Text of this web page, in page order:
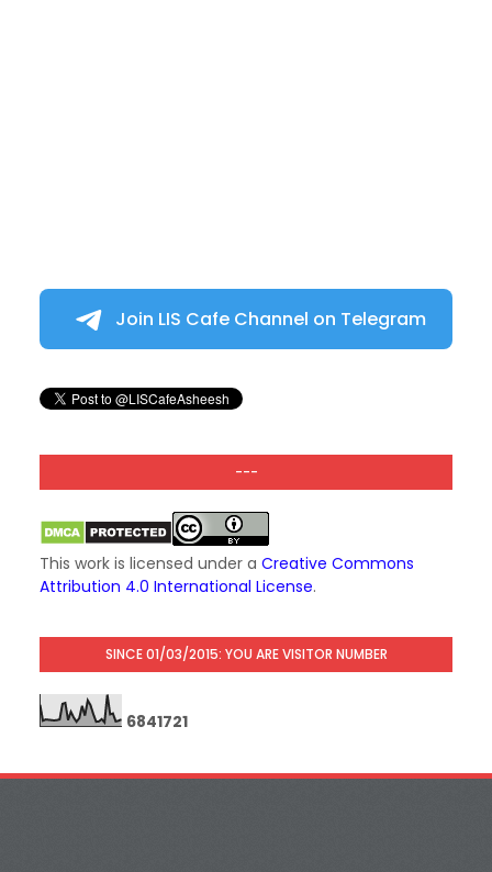
Join LIS Cafe Channel on Telegram
---
This work is licensed under a Creative Commons
Attribution 4.0 International License.
SINCE 01/03/2015: YOU ARE VISITOR NUMBER
6841721